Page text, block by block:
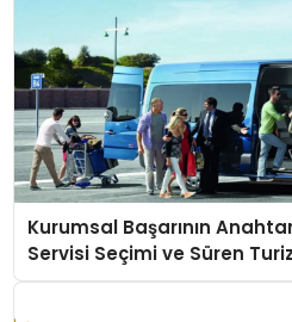
Kurumsal Başarının
Servisi Seçimi ve Süren